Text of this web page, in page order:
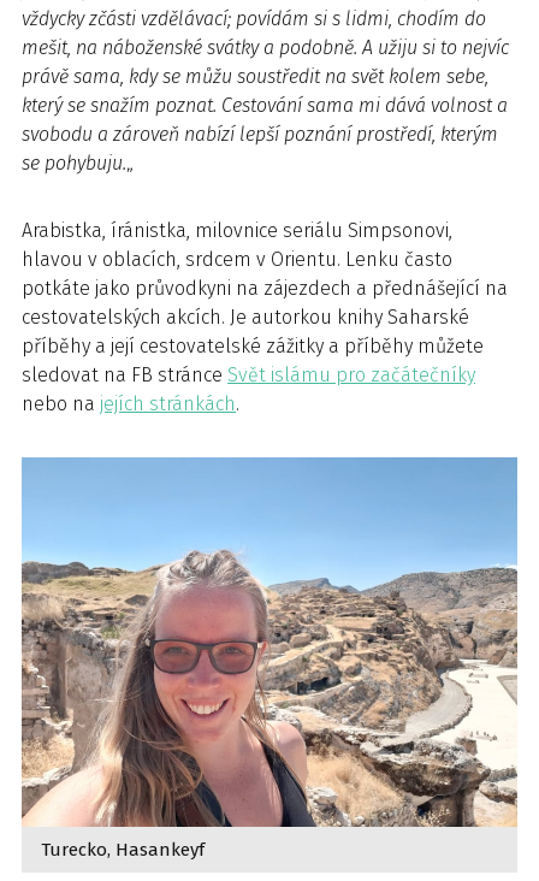
vždycky zčásti vzdělávací; povídám si s lidmi, chodím do
mešit, na náboženské svátky a podobně. A užiju si to nejvíc
právě sama, kdy se můžu soustředit na svět kolem sebe,
který se snažím poznat. Cestování sama mi dává volnost a
svobodu a zároveň nabízí lepší poznání prostředí, kterým
se pohybuju.„
Arabistka, íránistka, milovnice seriálu Simpsonovi,
hlavou v oblacích, srdcem v Orientu. Lenku často
potkáte jako průvodkyni na zájezdech a přednášející na
cestovatelských akcích. Je autorkou knihy Saharské
příběhy a její cestovatelské zážitky a příběhy můžete
sledovat na FB stránce Svět islámu pro začátečníky
nebo na jejích stránkách.
Turecko, Hasankeyf